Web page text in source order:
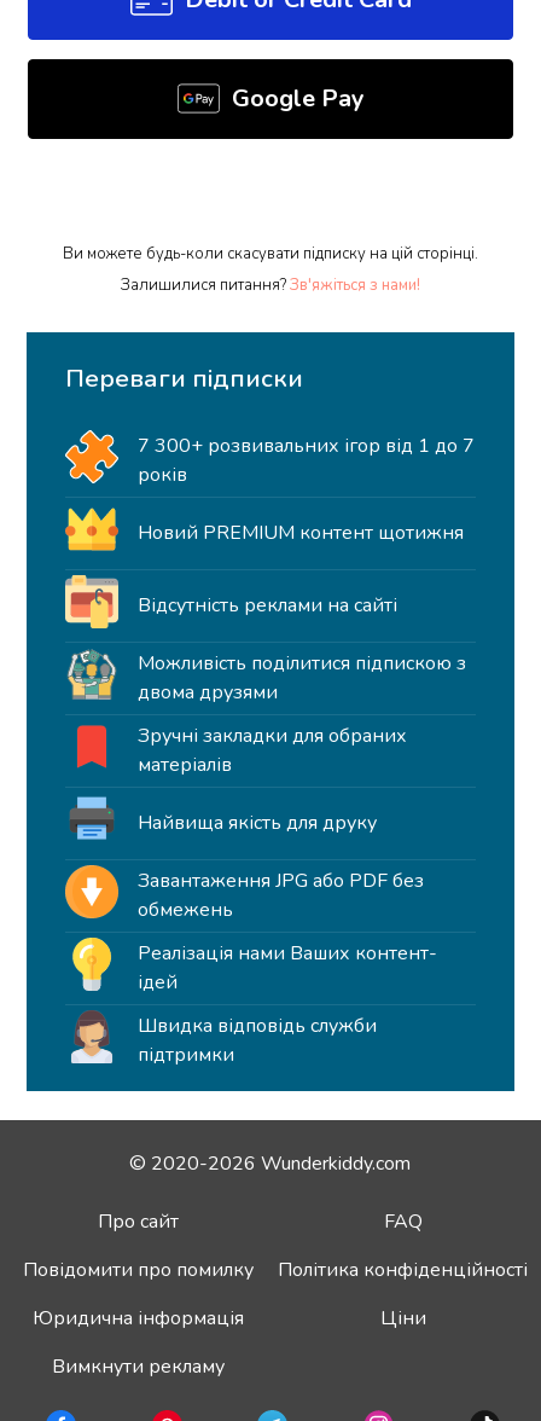
Google Pay
Ви можете будь-коли скасувати підписку на цій сторінці.
Залишилися питання?Зв'яжіться з нами!
Переваги підписки
7 300+ розвивальних ігор від 1 до 7
років
Новий PREMIUM контент щотижня
Відсутність реклами на сайті
Можливість поділитися підпискою з
двома друзями
Зручні закладки для обраних
матеріалів
Найвища якість для друку
Завантаження JPG або PDF без
обмежень
Реалізація нами Ваших контент-
ідей
Швидка відповідь служби
підтримки
© 2020-2026 Wunderkiddy.com
Про сайт
FAQ
Повідомити про помилку
Політика конфіденційності
Юридична інформація
Ціни
Вимкнути рекламу